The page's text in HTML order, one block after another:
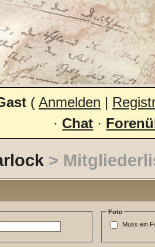
( Anmelden |
· Chat ·
>
Foto
Muss ein